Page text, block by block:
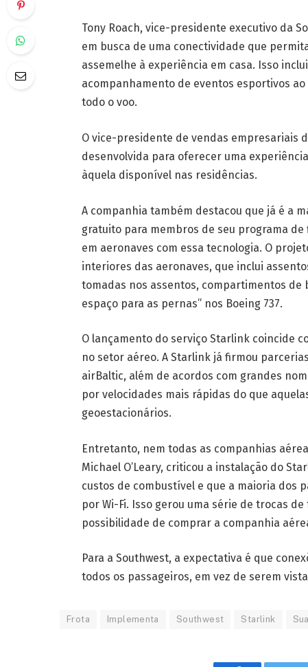
Tony Roach, vice-presidente executivo da
em busca de uma conectividade que
assemelhe à experiência em casa. Isso
acompanhamento de eventos esportivos
todo o voo.
O vice-presidente de vendas empresariais
desenvolvida para oferecer uma
àquela disponível nas residências.
A companhia também destacou que já é a
gratuito para membros de seu programa
em aeronaves com essa tecnologia. O
interiores das aeronaves, que inclui
tomadas nos assentos, compartimentos de
espaço para as pernas” nos Boeing 737.
O lançamento do serviço Starlink coincide
no setor aéreo. A Starlink já firmou
airBaltic, além de acordos com grandes
por velocidades mais rápidas do que
geoestacionários.
Entretanto, nem todas as companhias
Michael O’Leary, criticou a instalação do
custos de combustível e que a maioria dos
por Wi-Fi. Isso gerou uma série de trocas
possibilidade de comprar a companhia
Para a Southwest, a expectativa é que
todos os passageiros, em vez de serem
Frota Implementa Southwest Starlink Sua